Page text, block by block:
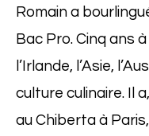
Romain a
Bac Pro. Cinq ans
l’Irlande, l’Asie,
culture culinaire. Il
au Chiberta à